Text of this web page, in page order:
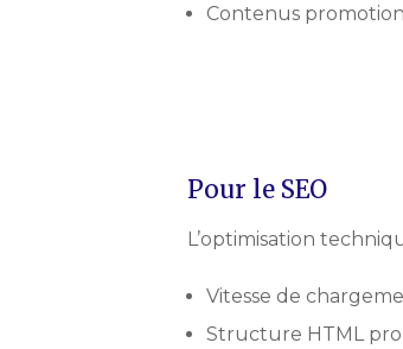
Contenus
Pour le SEO
L’optimisation
Vitesse de
Structure HTML